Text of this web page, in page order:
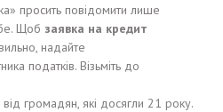
просить повідомити лише
Щоб заявка на кредит
надайте
податків. Візьміть до
громадян, які досягли 21 року.